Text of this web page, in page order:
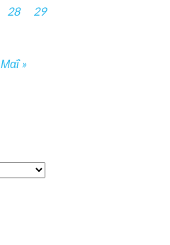
Μαΐ »
28
29